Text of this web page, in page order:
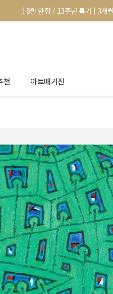
[ 8월 한정 / 13주년 특가 ] 3개
천
Tip
아트매거진
아트 딕셔너리